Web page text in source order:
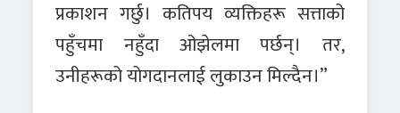
प्रकाशन गर्छु। कतिपय व्यक्तिहरू सत्ताको
पहुँचमा नहुँदा ओझेलमा पर्छन्। तर,
उनीहरूको योगदानलाई लुकाउन मिल्दैन।”